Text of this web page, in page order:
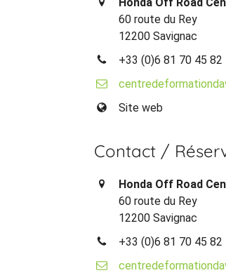
60 route du Rey
12200 Savignac
+33 (0)6 81 70 45 82
Site web
Contact /
Honda Off Road
60 route du Rey
12200 Savignac
+33 (0)6 81 70 45 82